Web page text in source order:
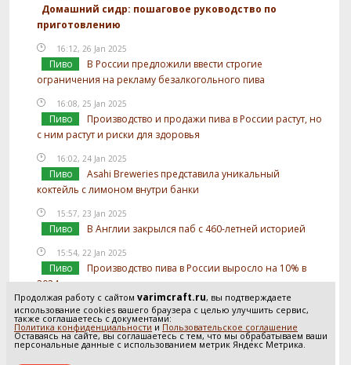
Продолжая работу с сайтом varimcraft.ru, вы подтверждаете
использование cookies вашего браузера с целью улучшить сервис,
также соглашаетесь с документами:
Политика конфиденциальности и Пользовательское соглашение
Оставаясь на сайте, вы соглашаетесь с тем, что мы обрабатываем ваши
персональные данные с использованием метрик Яндекс Метрика.
Домашний сидр: пошаговое руководство по
приготовлению
16:12, 26 Jan 2025
Пиво
В России предложили ввести строгие
ограничения на рекламу безалкогольного пива
16:08, 25 Jan 2025
Пиво
Производство и продажи пива в России растут, но
с ним растут и риски для здоровья
16:02, 24 Jan 2025
Пиво
Asahi Breweries представила уникальный
коктейль с лимоном внутри банки
15:57, 23 Jan 2025
Пиво В Англии закрылся паб с 460-летней историей
15:54, 22 Jan 2025
Пиво
Производство пива в России выросло на 10% в
2024 году
15:52, 21 Jan 2025
Пиво
В России предложили отслеживать
использование солода в производстве пива